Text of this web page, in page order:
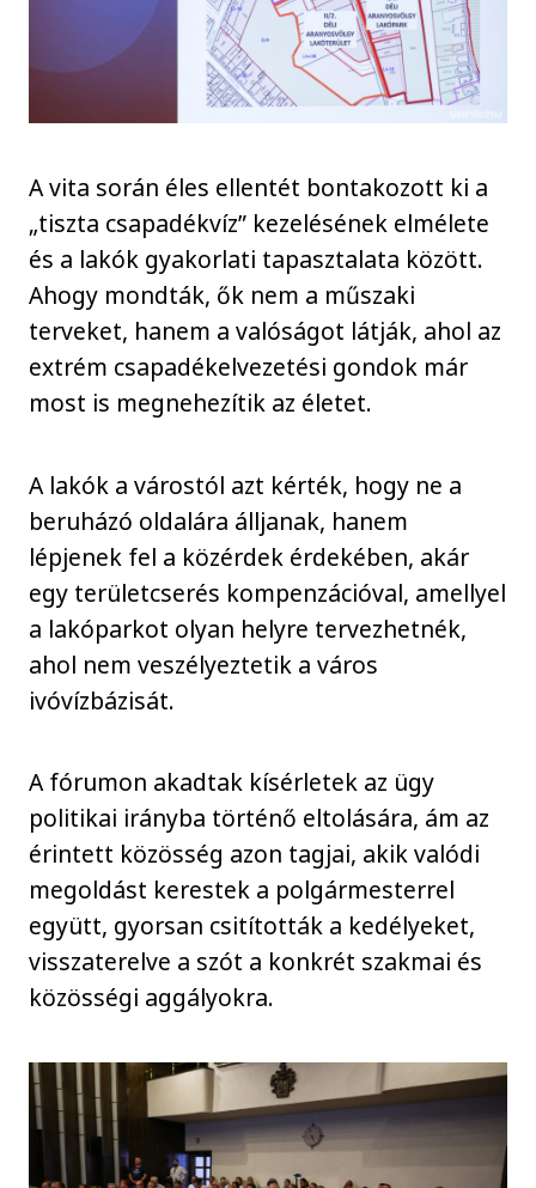
A vita során éles ellentét bontakozott ki a
„tiszta csapadékvíz” kezelésének elmélete
és a lakók gyakorlati tapasztalata között.
Ahogy mondták, ők nem a műszaki
terveket, hanem a valóságot látják, ahol az
extrém csapadékelvezetési gondok már
most is megnehezítik az életet.
A lakók a várostól azt kérték, hogy ne a
beruházó oldalára álljanak, hanem
lépjenek fel a közérdek érdekében, akár
egy területcserés kompenzációval, amellyel
a lakóparkot olyan helyre tervezhetnék,
ahol nem veszélyeztetik a város
ivóvízbázisát.
A fórumon akadtak kísérletek az ügy
politikai irányba történő eltolására, ám az
érintett közösség azon tagjai, akik valódi
megoldást kerestek a polgármesterrel
együtt, gyorsan csitították a kedélyeket,
visszaterelve a szót a konkrét szakmai és
közösségi aggályokra.